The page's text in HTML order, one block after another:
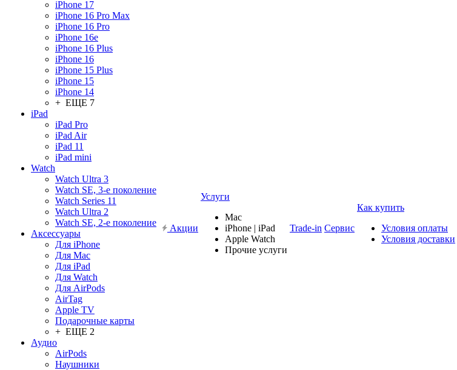
iPhone 17
iPhone 16 Pro Max
iPhone 16 Pro
iPhone 16e
iPhone 16 Plus
iPhone 16
iPhone 15 Plus
iPhone 15
iPhone 14
+ ЕЩЕ 7
iPad
iPad Pro
iPad Air
iPad 11
iPad mini
Watch
Watch Ultra 3
Watch SE, 3-е поколение
Watch Series 11
Watch Ultra 2
Watch SE, 2-е поколение
Аксессуары
Для iPhone
Для Mac
Для iPad
Для Watch
Для AirPods
AirTag
Apple TV
Подарочные карты
+ ЕЩЕ 2
Аудио
AirPods
Наушники
Акции
Услуги
Mac
iPhone | iPad
Apple Watch
Прочие услуги
Trade-in Сервис
Как купить
Условия оплаты
Условия доставки